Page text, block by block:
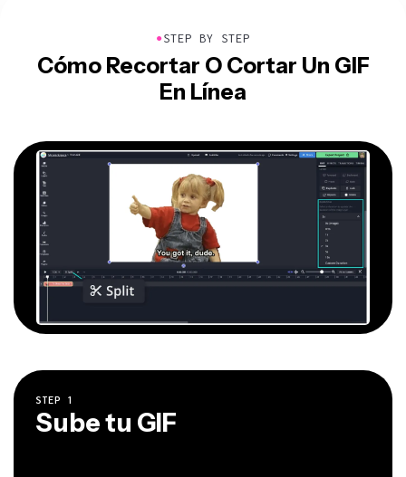
●STEP BY STEP
Cómo Recortar O Cortar Un GIF
En Línea
STEP 1
Sube tu GIF